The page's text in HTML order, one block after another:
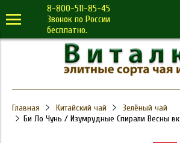
8-800-511-85-45
Звонок по России
бесплатно.
Главная Китайский чай
Зелёный чай
Би Ло Чунь / Изумрудные Спирали Весны вк